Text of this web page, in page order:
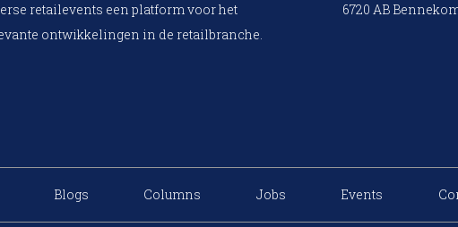
retailevents een platform voor het
ontwikkelingen in de retailbranche.
6720 AB
Blogs Columns Jobs Events